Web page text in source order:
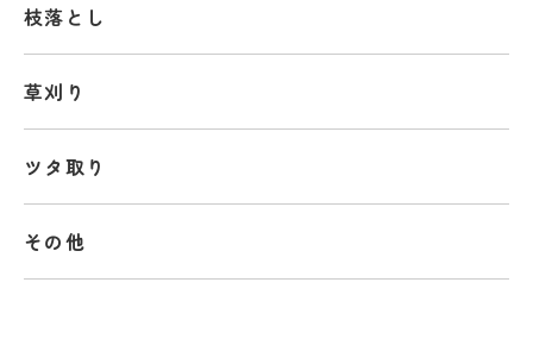
枝落とし
草刈り
ツタ取り
その他